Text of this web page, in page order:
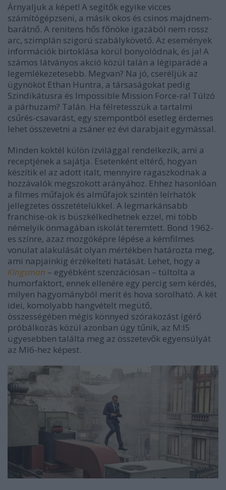
Árnyaljuk a képet! A segítők egyike vicces
számítógépzseni, a másik okos és csinos majdnem-
barátnő. A renitens hős főnöke igazából nem rossz
arc, szimplán szigorú szabálykövető. Az események
információk birtoklása körül bonyolódnak, és ja! A
számos látványos akció közül talán a légiparádé a
legemlékezetesebb. Megvan? Na jó, cseréljük az
ügynököt Ethan Huntra, a társaságokat pedig
Szindikátusra és Impossible Mission Force-ra! Túlzó
a párhuzam? Talán. Ha félretesszük a tartalmi
csűrés-csavarást, egy szempontból esetleg érdemes
lehet összevetni a zsáner ez évi darabjait egymással.
Minden koktél külön ízvilággal rendelkezik, ami a
receptjének a sajátja. Esetenként eltérő, hogyan
készítik el az adott italt, mennyire ragaszkodnak a
hozzávalók megszokott arányához. Ehhez hasonlóan
a filmes műfajok és alműfajok szintén leírhatók
jellegzetes összetételükkel. A legmarkánsabb
franchise-ok is büszkélkedhetnek ezzel, mi több
némelyik önmagában iskolát teremtett. Bond 1962-
es színre, azaz mozgóképre lépése a kémfilmes
vonulat alakulását olyan mértékben határozta meg,
ami napjainkig érzékelteti hatását. Lehet, hogy a
Kingsman – egyébként szenzációsan – túltolta a
humorfaktort, ennek ellenére egy percig sem kérdés,
milyen hagyományból merít és hova sorolható. A két
idei, komolyabb hangvételt megütő,
összességében mégis könnyed szórakozást ígérő
próbálkozás közül azonban úgy tűnik, az M:I5
ügyesebben találta meg az összetevők egyensúlyát
az MI6-hez képest.